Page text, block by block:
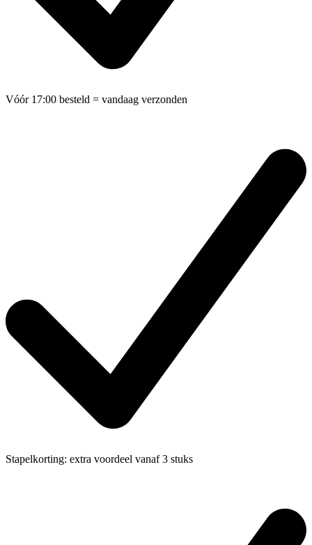
Vóór 17:00 besteld = vandaag verzonden
Stapelkorting: extra voordeel vanaf 3 stuks